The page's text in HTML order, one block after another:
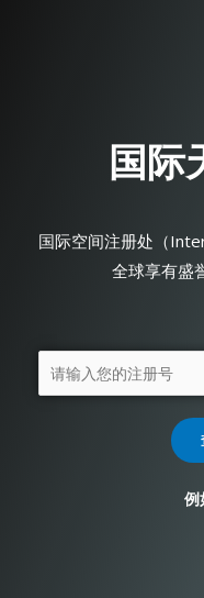
国际
国际空间注册处（
全球享有盛
例